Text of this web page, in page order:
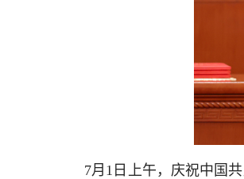
7月1日上午，庆祝中国共